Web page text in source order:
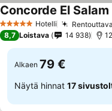
5 Tähtiluokitus
Hotelli
Concorde El
8,7 Loistava 14 938
Alkaen 79 €
Näytä hinnat 17